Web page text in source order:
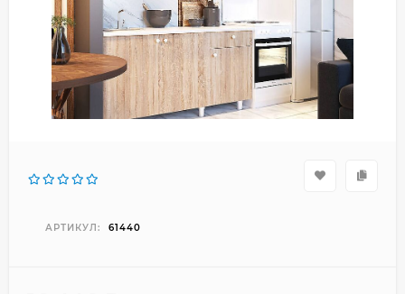
АРТИКУЛ: 61440